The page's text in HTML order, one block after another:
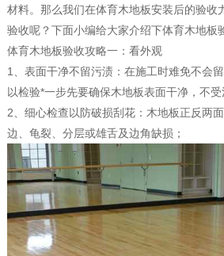
材料。那么我们在体育木地板安装后的验收
验收呢？下面小编给大家介绍下体育木地板
体育木地板验收攻略一：看外观
1、表面干净不留污渍：在施工时难免不会
以检验*一步先要确保木地板表面干净，不受
2、细心检查以防破损刮花：木地板正反两
边、龟裂、分层或雄舌及边角缺损；